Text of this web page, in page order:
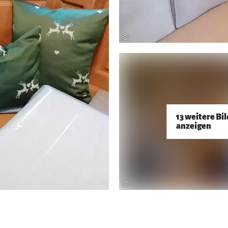
13 weitere
anzeigen
©
©